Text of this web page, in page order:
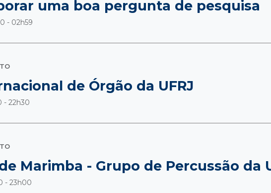
uma boa pergunta de pesquisa
- 02h59
de Órgão da UFRJ
- 22h30
Marimba - Grupo de Percussão da
- 23h00